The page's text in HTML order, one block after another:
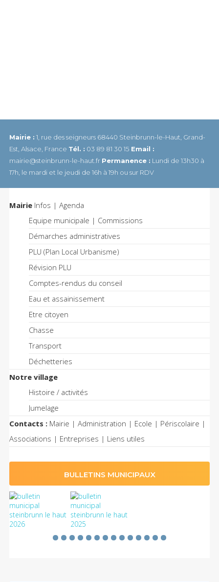
Mairie : 1, rue des seigneurs 68440 Steinbrunn-le-Haut, Grand-
Est, Alsace, France Tél. : 03 89 81 30 15 Email :
mairie@steinbrunn-le-haut.fr Permanence : Lundi de 13h30 à
17h, le mardi et le jeudi de 16h à 19h ou sur RDV
Mairie Infos | Agenda
Equipe municipale | Commissions
Démarches administratives
PLU (Plan Local Urbanisme)
Révision PLU
Comptes-rendus du conseil
Eau et assainissement
Etre citoyen
Chasse
Transport
Déchetteries
Notre village
Histoire / activités
Jumelage
Contacts : Mairie | Administration | Ecole | Périscolaire |
Associations | Entreprises | Liens utiles
BULLETINS MUNICIPAUX